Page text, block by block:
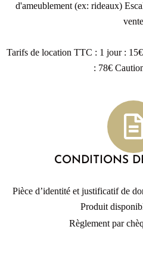
d'ameublement (ex: rideaux)
vente
Tarifs de location TTC : 1 jour :
: 78€
CONDITIONS
Pièce d’identité et justificatif de
Produit
Règlement par